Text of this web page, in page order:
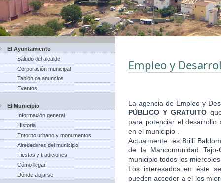
El Ayuntamiento
Saludo del alcalde
Corporación municipal
Tablón de anuncios
Eventos
El Municipio
Información general
Historia
Entorno urbano y monumentos
Alrededores del municipio
Fiestas y tradiciones
Cómo llegar
Dónde alojarse
Empleo y
La agencia de Empleo y
PÚBLICO Y GRATUITO
para potenciar el desarrollo
en el municipio .
Actualmente es Brilli
de la Mancomunidad
municipio todos los
Los interesados en éste
pueden acceder a el los